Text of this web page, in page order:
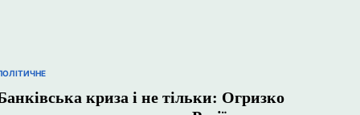
криза і не тільки: Огризко